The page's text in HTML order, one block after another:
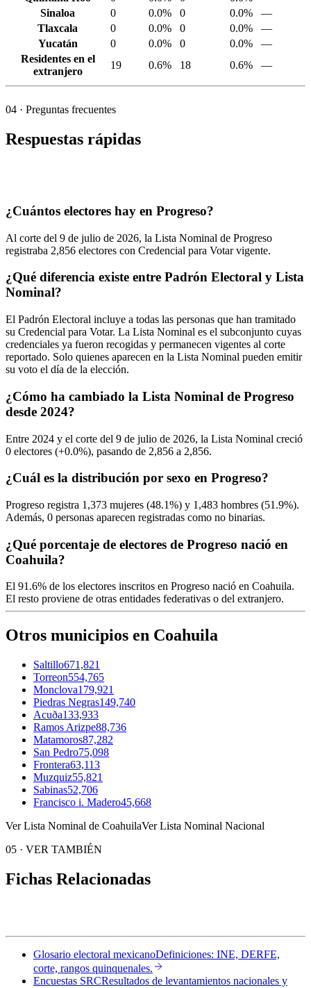
Sinaloa
0 0.0% 0 0.0%
—
Tlaxcala
0 0.0% 0 0.0%
—
Yucatán
0 0.0% 0 0.0%
—
Residentes en el
extranjero
19 0.6% 18 0.6% —
04 · Preguntas frecuentes
Respuestas rápidas
¿Cuántos electores hay en Progreso?
Al corte del 9 de julio de 2026, la Lista Nominal de Progreso
registraba 2,856 electores con Credencial para Votar vigente.
¿Qué diferencia existe entre Padrón Electoral y Lista
Nominal?
El Padrón Electoral incluye a todas las personas que han tramitado
su Credencial para Votar. La Lista Nominal es el subconjunto cuyas
credenciales ya fueron recogidas y permanecen vigentes al corte
reportado. Solo quienes aparecen en la Lista Nominal pueden emitir
su voto el día de la elección.
¿Cómo ha cambiado la Lista Nominal de Progreso
desde 2024?
Entre 2024 y el corte del 9 de julio de 2026, la Lista Nominal creció
0 electores (+0.0%), pasando de 2,856 a 2,856.
¿Cuál es la distribución por sexo en Progreso?
Progreso registra 1,373 mujeres (48.1%) y 1,483 hombres (51.9%).
Además, 0 personas aparecen registradas como no binarias.
¿Qué porcentaje de electores de Progreso nació en
Coahuila?
El 91.6% de los electores inscritos en Progreso nació en Coahuila.
El resto proviene de otras entidades federativas o del extranjero.
Otros municipios en Coahuila
Saltillo671,821
Torreon554,765
Monclova179,921
Piedras Negras149,740
Acuða133,933
Ramos Arizpe88,736
Matamoros87,282
San Pedro75,098
Frontera63,113
Muzquiz55,821
Sabinas52,706
Francisco i. Madero45,668
Ver Lista Nominal de CoahuilaVer Lista Nominal Nacional
05 · VER TAMBIÉN
Fichas Relacionadas
Glosario electoral mexicanoDefiniciones: INE, DERFE,
corte, rangos quinquenales.
Encuestas SRCResultados de levantamientos nacionales y